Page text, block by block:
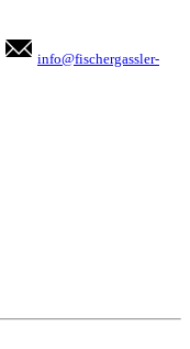
info@fischergassler-